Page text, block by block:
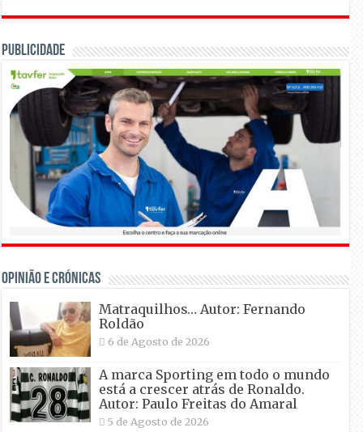
Publicidade
OPINIÃO E CRÓNICAS
Matraquilhos… Autor: Fernando
Roldão
6 de Agosto de 2026
A marca Sporting em todo o mundo
está a crescer atrás de Ronaldo.
Autor: Paulo Freitas do Amaral
5 de Agosto de 2026